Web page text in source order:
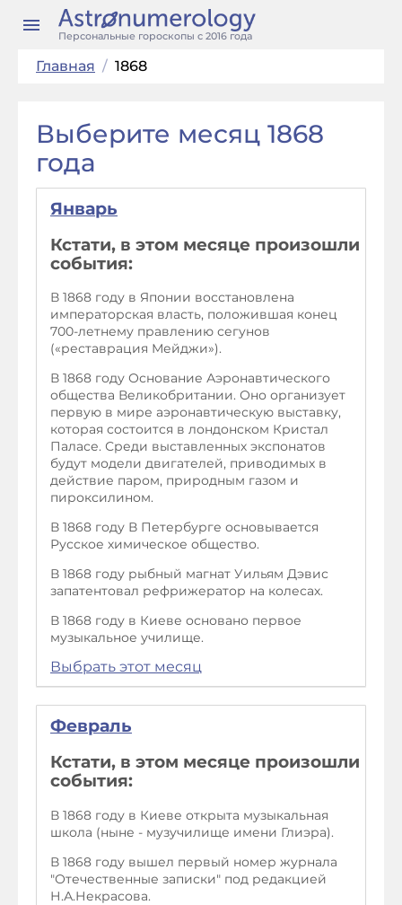
Персональные гороскопы с 2016 года
Главная / 1868
Выберите месяц 1868
года
Январь
Кстати, в этом месяце произошли
события:
В 1868 году в Японии восстановлена
императорская власть, положившая конец
700-летнему правлению сегунов
(«реставрация Мейджи»).
В 1868 году Основание Аэронавтического
общества Великобритании. Оно организует
первую в мире аэронавтическую выставку,
которая состоится в лондонском Кристал
Паласе. Среди выставленных экспонатов
будут модели двигателей, приводимых в
действие паром, природным газом и
пироксилином.
В 1868 году В Петербурге основывается
Русское химическое общество.
В 1868 году рыбный магнат Уильям Дэвис
запатентовал рефрижератор на колесах.
В 1868 году в Киеве основано первое
музыкальное училище.
Выбрать этот месяц
Февраль
Кстати, в этом месяце произошли
события:
В 1868 году в Киеве открыта музыкальная
школа (ныне - музучилище имени Глиэра).
В 1868 году вышел первый номер журнала
"Отечественные записки" под редакцией
Н.А.Некрасова.